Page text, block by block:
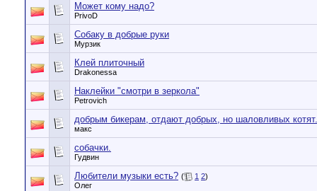
Может кому надо?
PrivoD
Собаку в добрые руки
Мурзик
Клей плиточный
Drakonessa
Наклейки "смотри в зеркола"
Petrovich
добрым бикерам, отдают добрых, но шаловливых котят.
макс
собачки.
Гудвин
Любители музыки есть? ( 1 2)
Олег